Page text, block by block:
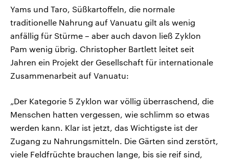
Yams und Taro, Süßkartoffeln, die normale
traditionelle Nahrung auf Vanuatu gilt als wenig
anfällig für Stürme – aber auch davon ließ Zyklon
Pam wenig übrig. Christopher Bartlett leitet seit
Jahren ein Projekt der Gesellschaft für internationale
Zusammenarbeit auf Vanuatu:
„Der Kategorie 5 Zyklon war völlig überraschend, die
Menschen hatten vergessen, wie schlimm so etwas
werden kann. Klar ist jetzt, das Wichtigste ist der
Zugang zu Nahrungsmitteln. Die Gärten sind zerstört,
viele Feldfrüchte brauchen lange, bis sie reif sind,